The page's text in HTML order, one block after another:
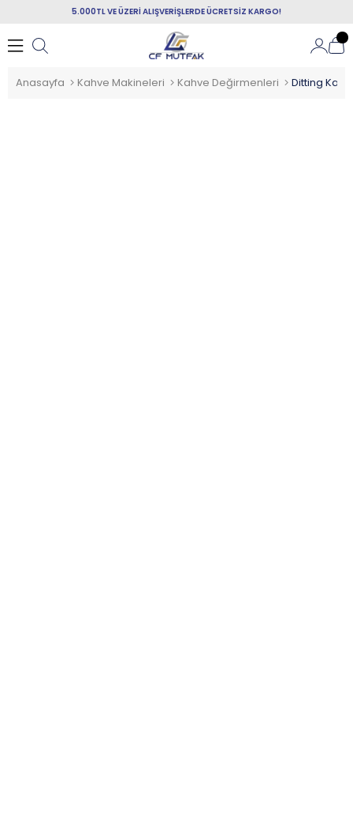
5.000TL VE ÜZERİ ALIŞVERİŞLERDE ÜCRETSİZ KARGO!
Anasayfa Kahve Makineleri Kahve Değirmenleri Ditting